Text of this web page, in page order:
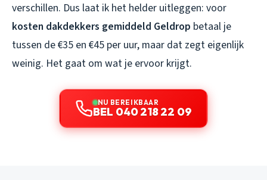
verschillen. Dus laat ik het helder uitleggen: voor
kosten dakdekkers gemiddeld Geldrop betaal je
tussen de €35 en €45 per uur, maar dat zegt eigenlijk
weinig. Het gaat om wat je ervoor krijgt.
NU BEREIKBAAR
BEL 040 218 22 09